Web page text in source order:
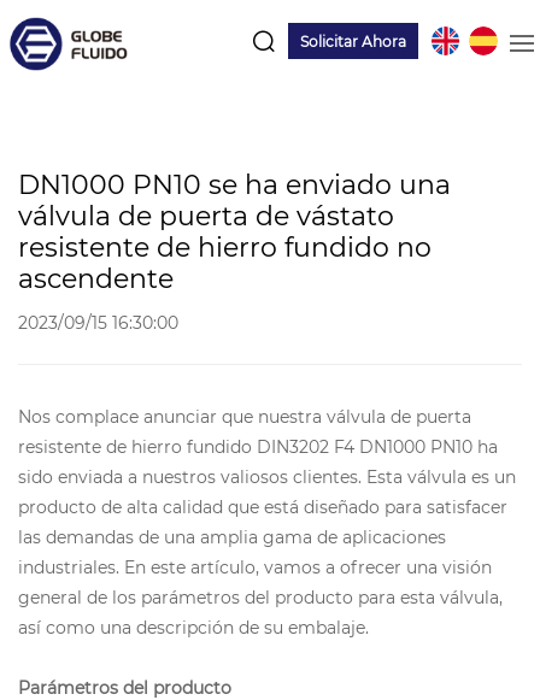
Solicitar Ahora
DN1000 PN10 se ha enviado una
válvula de puerta de vástato
resistente de hierro fundido no
ascendente
2023/09/15 16:30:00
Nos complace anunciar que nuestra válvula de puerta
resistente de hierro fundido DIN3202 F4 DN1000 PN10 ha
sido enviada a nuestros valiosos clientes. Esta válvula es un
producto de alta calidad que está diseñado para satisfacer
las demandas de una amplia gama de aplicaciones
industriales. En este artículo, vamos a ofrecer una visión
general de los parámetros del producto para esta válvula,
así como una descripción de su embalaje.
Parámetros del producto